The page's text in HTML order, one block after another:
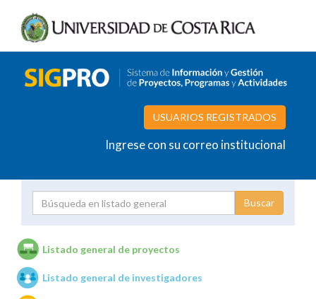
USUARIOS REGISTRADOS
Ingrese con su correo institucional
Unidades de investigación
Listado general de proyectos
Listado general de investigadores